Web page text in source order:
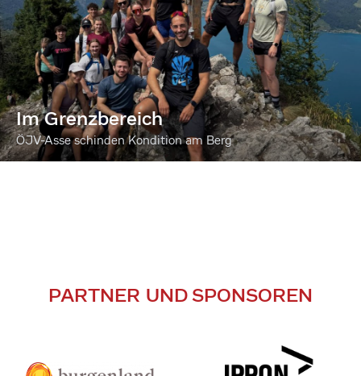
Im Grenzbereich
ÖJV-Asse schinden Kondition am Berg
PARTNER UND SPONSOREN